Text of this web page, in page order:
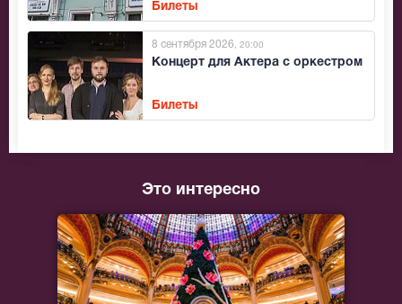
Билеты
Концерт для Актера с оркестром
8 сентября 2026 , 20:00
Билеты
Это интересно